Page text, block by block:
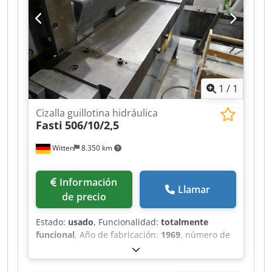
1 / 1
Witten 8.350 km
Cizalla guillotina hidráulica
Fasti 506/10/2,5
de precio
Llamar
Estado: usado, Funcionalidad: totalmente
funcional, Año de fabricación: 1969, número de
506/10/2,5
Control CNC, grado de automatización:manual,